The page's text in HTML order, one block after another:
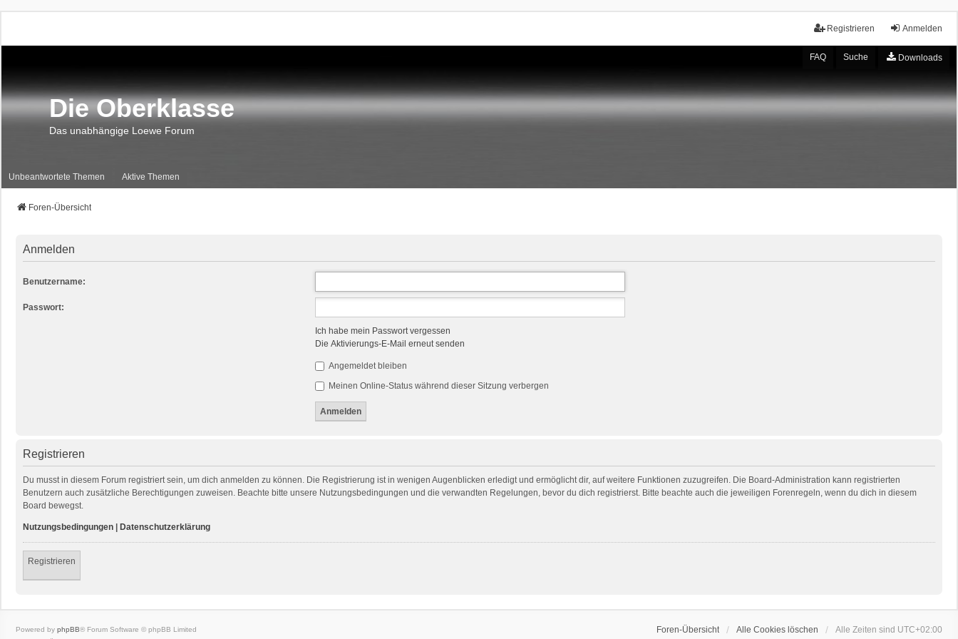
Anmelden
Registrieren
FAQ Suche Downloads
Die Oberklasse
Das unabhängige Loewe Forum
Unbeantwortete Themen Aktive Themen
Foren-Übersicht
Anmelden
Benutzername:
Passwort:
Ich habe mein Passwort vergessen
Die Aktivierungs-E-Mail erneut senden
Angemeldet bleiben
Meinen Online-Status während dieser Sitzung verbergen
Registrieren
Du musst in diesem Forum registriert sein, um dich anmelden zu können. Die Registrierung ist in wenigen Augenblicken erledigt und ermöglicht dir, auf weitere Funktionen zuzugreifen. Die Board-Administration kann registrierten
Benutzern auch zusätzliche Berechtigungen zuweisen. Beachte bitte unsere Nutzungsbedingungen und die verwandten Regelungen, bevor du dich registrierst. Bitte beachte auch die jeweiligen Forenregeln, wenn du dich in diesem
Board bewegst.
Nutzungsbedingungen Datenschutzerklärung
Registrieren
Foren-Übersicht Alle Cookies löschen Alle Zeiten sind UTC+02:00
Powered by phpBB® Forum Software © phpBB Limited